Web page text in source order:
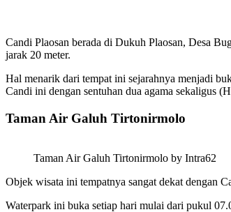
Candi Plaosan berada di Dukuh Plaosan, Desa
jarak 20 meter.
Hal menarik dari tempat ini sejarahnya menjadi
Candi ini dengan sentuhan dua agama sekaligus
Taman Air Galuh Tirtonirmolo
Taman Air Galuh Tirtonirmolo by Intra62
Objek wisata ini tempatnya sangat dekat dengan
Waterpark ini buka setiap hari mulai dari pukul